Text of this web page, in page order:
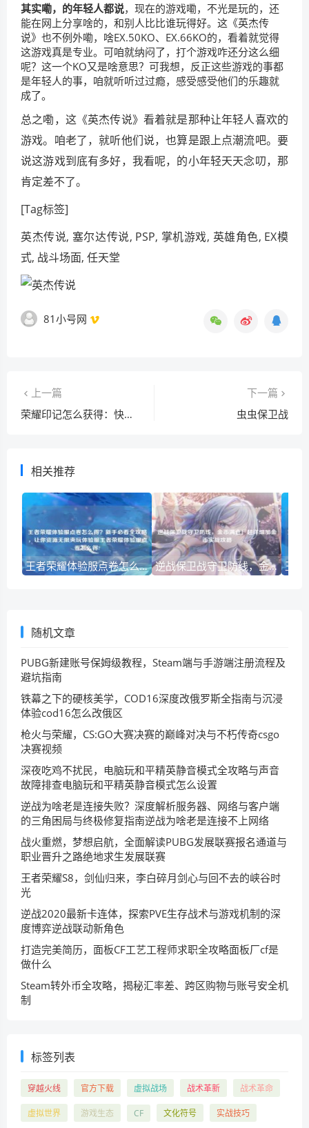
其实嘞，的年轻人都说，现在的游戏嘞，不光是玩的，还
能在网上分享啥的，和别人比比谁玩得好。这《英杰传
说》也不例外嘞，啥EX.50KO、EX.66KO的，看着就觉得
这游戏真是专业。可咱就纳闷了，打个游戏咋还分这么细
呢？这一个KO又是啥意思？可我想，反正这些游戏的事都
是年轻人的事，咱就听听过过瘾，感受感受他们的乐趣就
成了。
总之嘞，这《英杰传说》看着就是那种让年轻人喜欢的
游戏。咱老了，就听他们说，也算是跟上点潮流吧。要
说这游戏到底有多好，我看呢，的小年轻天天念叨，那
肯定差不了。
[Tag标签]
英杰传说, 塞尔达传说, PSP, 掌机游戏, 英雄角色, EX模
式, 战斗场面, 任天堂
81小号网
上一篇
荣耀印记怎么获得：快速指南与有效方法
下一篇
虫虫保卫战
相关推荐
王者荣耀体验服点卷怎么得？新手必看全攻略，让你资源无限爽玩体验服王者荣耀体验服点卷怎么得? 逆战保卫战守卫防线，金币满仓！超详细加金币实战攻略
随机文章
PUBG新建账号保姆级教程，Steam端与手游端注册流程及
避坑指南
铁幕之下的硬核美学，COD16深度改俄罗斯全指南与沉浸
体验cod16怎么改俄区
枪火与荣耀，CS:GO大赛决赛的巅峰对决与不朽传奇csgo
决赛视频
深夜吃鸡不扰民，电脑玩和平精英静音模式全攻略与声音
故障排查电脑玩和平精英静音模式怎么设置
逆战为啥老是连接失败？深度解析服务器、网络与客户端
的三角困局与终极修复指南逆战为啥老是连接不上网络
战火重燃，梦想启航，全面解读PUBG发展联赛报名通道与
职业晋升之路绝地求生发展联赛
王者荣耀S8，剑仙归来，李白碎月剑心与回不去的峡谷时
光
逆战2020最新卡连体，探索PVE生存战术与游戏机制的深
度博弈逆战联动新角色
打造完美简历，面板CF工艺工程师求职全攻略面板厂cf是
做什么
Steam转外币全攻略，揭秘汇率差、跨区购物与账号安全机
制
标签列表
穿越火线 官方下载 虚拟战场 战术革新 战术革命
虚拟世界 游戏生态 CF 文化符号 实战技巧